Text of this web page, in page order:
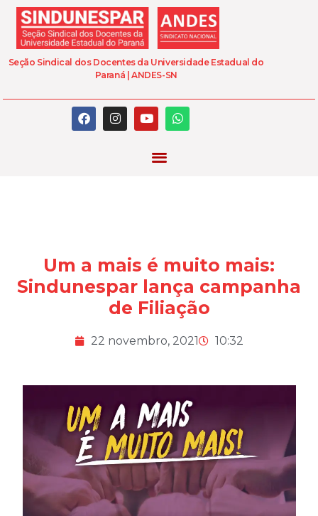
Seção Sindical dos Docentes da Universidade Estadual do
Paraná | ANDES-SN
Um a mais é muito mais:
Sindunespar lança campanha
de Filiação
22 novembro, 2021 10:32